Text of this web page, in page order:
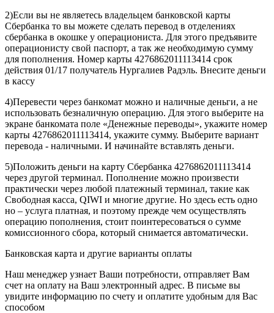
2)Если вы не являетесь владельцем банковской карты
Сбербанка то вы можете сделать перевод в отделениях
сбербанка в окошке у операциониста. Для этого предъявите
операционисту свой паспорт, а так же необходимую сумму
для пополнения. Номер карты 4276862011113414 срок
действия 01/17 получатель Нургалиев Радэль. Внесите деньги
в кассу
4)Перевести через банкомат можно и наличные деньги, а не
использовать безналичную операцию. Для этого выберите на
экране банкомата поле «Денежные переводы», укажите номер
карты 4276862011113414, укажите сумму. Выберите вариант
перевода - наличными. И начинайте вставлять деньги.
5)Положить деньги на карту Сбербанка 4276862011113414
через другой терминал. Пополнение можно произвести
практически через любой платежный терминал, такие как
Свободная касса, QIWI и многие другие. Но здесь есть одно
но – услуга платная, и поэтому прежде чем осуществлять
операцию пополнения, стоит поинтересоваться о сумме
комиссионного сбора, который снимается автоматически.
Банковская карта и другие варианты оплаты
Наш менеджер узнает Ваши потребности, отправляет Вам
счет на оплату на Ваш электронный адрес. В письме вы
увидите информацию по счету и оплатите удобным для Вас
способом